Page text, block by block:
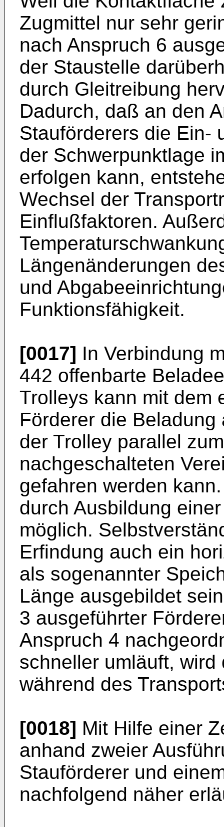
Zugmittel nur sehr
nach Anspruch 6
der Staustelle
durch Gleitreibung
Dadurch, daß an den
Stauförderers die Ein-
der Schwerpunktlage
erfolgen kann,
Wechsel der
Einflußfaktoren.
Längenänderungen
und
Funktionsfähigkeit.
[0017] In Verbindung
442 offenbarte
Trolleys kann mit dem
Förderer die
der Trolley parallel
nachgeschalteten
gefahren werden
durch Ausbildung
möglich.
Erfindung auch ein
als sogenannter
Länge ausgebildet
3 ausgeführter
Anspruch 4
schneller umläuft,
während des
[0018] Mit Hilfe einer
anhand zweier
Stauförderer und
nachfolgend näher